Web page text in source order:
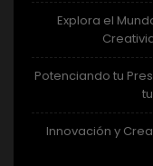
Explora el
Potenciando tu
Innovación y